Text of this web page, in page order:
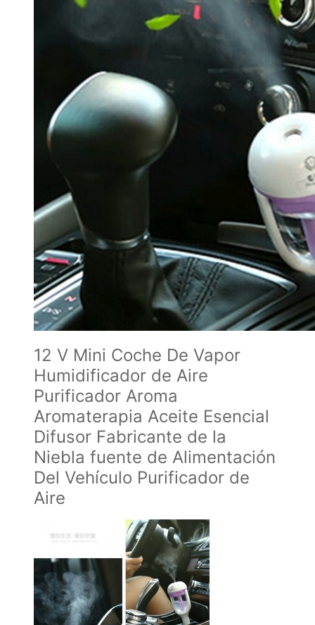
12 V Mini Coche De Vapor
Humidificador de Aire
Purificador Aroma
Aromaterapia Aceite Esencial
Difusor Fabricante de la
Niebla fuente de Alimentación
Del Vehículo Purificador de
Aire